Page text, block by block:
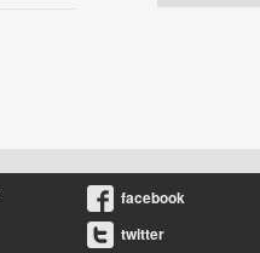
facebook
twitter